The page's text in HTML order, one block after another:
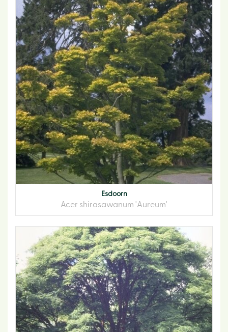
Esdoorn
Acer shirasawanum 'Aureum'